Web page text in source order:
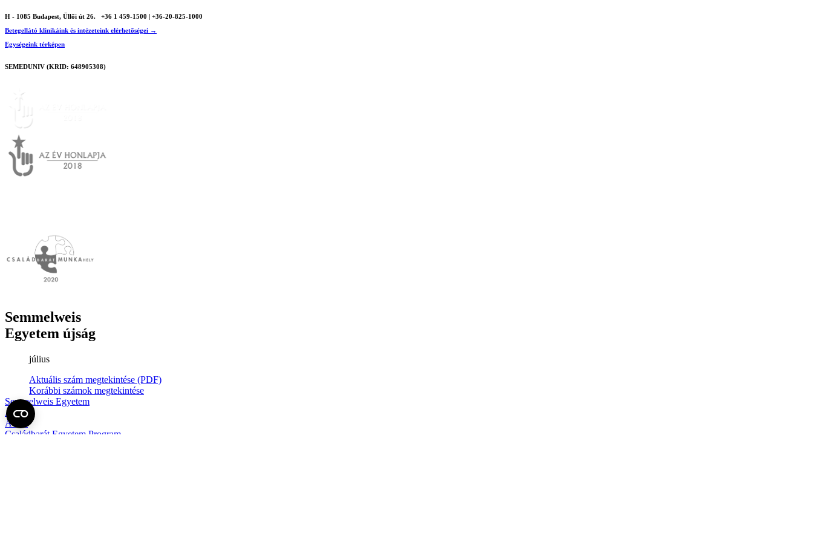
H - 1085 Budapest, Üllői út 26.
+36 1 459-1500 | +36-20-825-1000
Betegellátó klinikáink és intézeteink elérhetőségei →
Egységeink térképen
SEMEDUNIV (KRID: 648905308)
Semmelweis
Egyetem újság
július
Aktuális szám megtekintése (PDF)
Korábbi számok megtekintése
Semmelweis Egyetem
Alumni
AVIR
Családbarát Egyetem Program